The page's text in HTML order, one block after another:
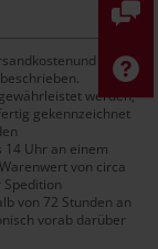
ggf.
werden,
gekennzeichnet
Uhr an einem
von circa
von 72 Stunden an
vorab darüber